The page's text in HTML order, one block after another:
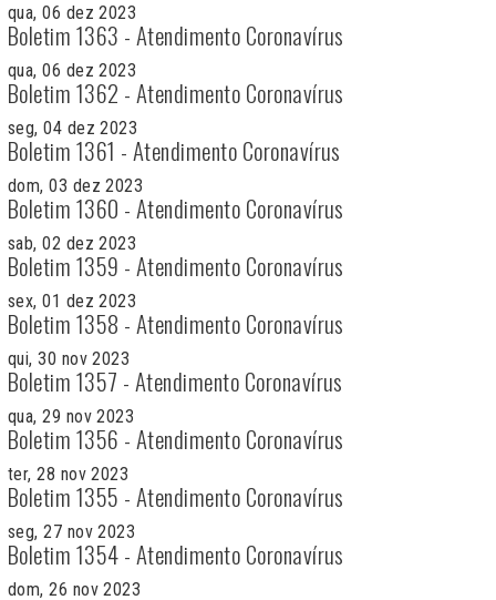
qua, 06 dez 2023
Boletim 1363 - Atendimento Coronavírus
qua, 06 dez 2023
Boletim 1362 - Atendimento Coronavírus
seg, 04 dez 2023
Boletim 1361 - Atendimento Coronavírus
dom, 03 dez 2023
Boletim 1360 - Atendimento Coronavírus
sab, 02 dez 2023
Boletim 1359 - Atendimento Coronavírus
sex, 01 dez 2023
Boletim 1358 - Atendimento Coronavírus
qui, 30 nov 2023
Boletim 1357 - Atendimento Coronavírus
qua, 29 nov 2023
Boletim 1356 - Atendimento Coronavírus
ter, 28 nov 2023
Boletim 1355 - Atendimento Coronavírus
seg, 27 nov 2023
Boletim 1354 - Atendimento Coronavírus
dom, 26 nov 2023